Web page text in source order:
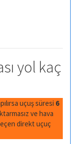
yol kaç
uçuş süresi 6
ve hava
direkt uçuç